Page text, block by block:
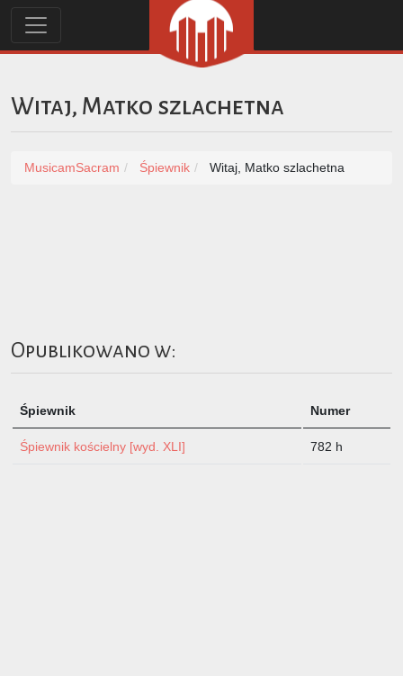
Witaj, Matko szlachetna
MusicamSacram Śpiewnik Witaj, Matko szlachetna
Opublikowano w:
Śpiewnik Numer
Śpiewnik kościelny [wyd. XLI] 782 h